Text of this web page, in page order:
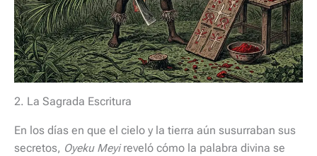
2. La Sagrada Escritura
En los días en que el cielo y la tierra aún susurraban sus
secretos, Oyeku Meyireveló cómo la palabra divina se